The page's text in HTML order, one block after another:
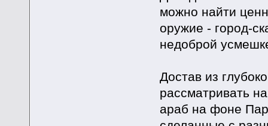
можно найти
оружие - город-
недоброй
Достав из
рассматривать
араб на фоне